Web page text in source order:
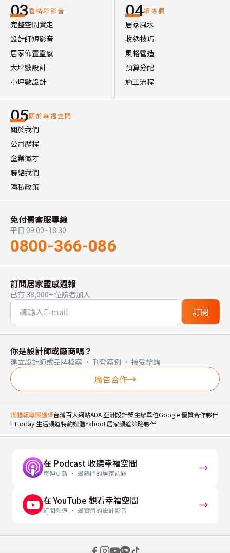
03看精彩影音
完整空間實走
設計師短影音
居家佈置靈感
大坪數設計
小坪數設計
04讀專欄
居家風水
收納技巧
風格營造
預算分配
施工流程
05關於幸福空間
關於我們
公司歷程
企業徵才
聯絡我們
隱私政策
免付費客服專線
平日 09:00~18:30
0800-366-086
訂閱居家靈感週報
已有 38,000+ 位讀者加入
訂閱
你是設計師或廠商嗎？
建立設計師或品牌檔案 · 刊登案例 · 接受諮詢
廣告合作
媒體報導與獲獎台灣百大網站ADA 亞洲設計獎主辦單位Google 優質合作夥伴
ETtoday 生活頻道特約媒體Yahoo! 居家頻道策略夥伴
在 Podcast 收聽幸福空間
每週更新 · 最熱門的居家話題
在 YouTube 觀看幸福空間
訂閱頻道 · 最實用的設計影音